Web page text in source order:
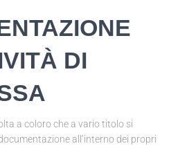
DI
a coloro che a vario titolo si
all’interno dei propri